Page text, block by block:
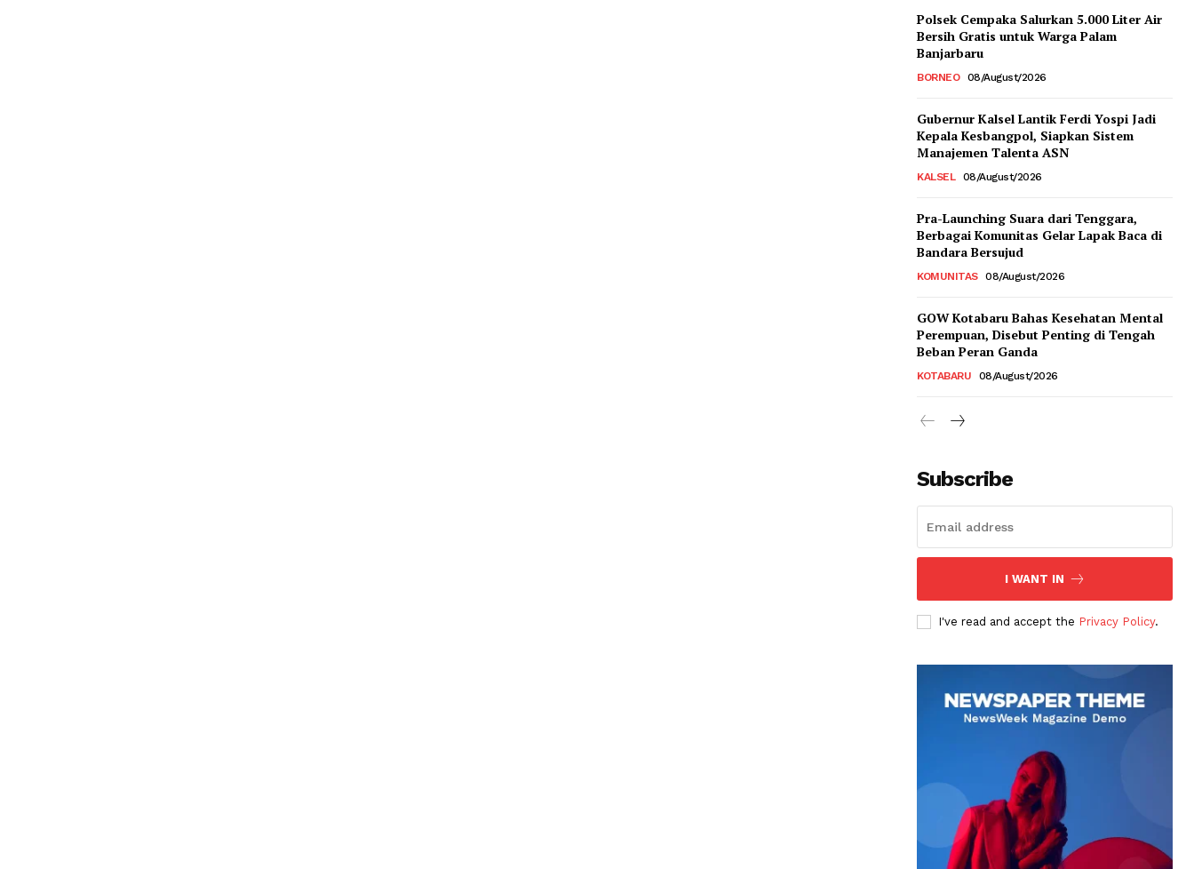
Polsek Cempaka Salurkan 5.000 Liter Air
Bersih Gratis untuk Warga Palam
Banjarbaru
BORNEO 08/August/2026
Gubernur Kalsel Lantik Ferdi Yospi Jadi
Kepala Kesbangpol, Siapkan Sistem
Manajemen Talenta ASN
KALSEL 08/August/2026
Pra-Launching Suara dari Tenggara,
Berbagai Komunitas Gelar Lapak Baca di
Bandara Bersujud
KOMUNITAS 08/August/2026
GOW Kotabaru Bahas Kesehatan Mental
Perempuan, Disebut Penting di Tengah
Beban Peran Ganda
KOTABARU 08/August/2026
Subscribe
I WANT IN
I've read and accept the Privacy Policy.